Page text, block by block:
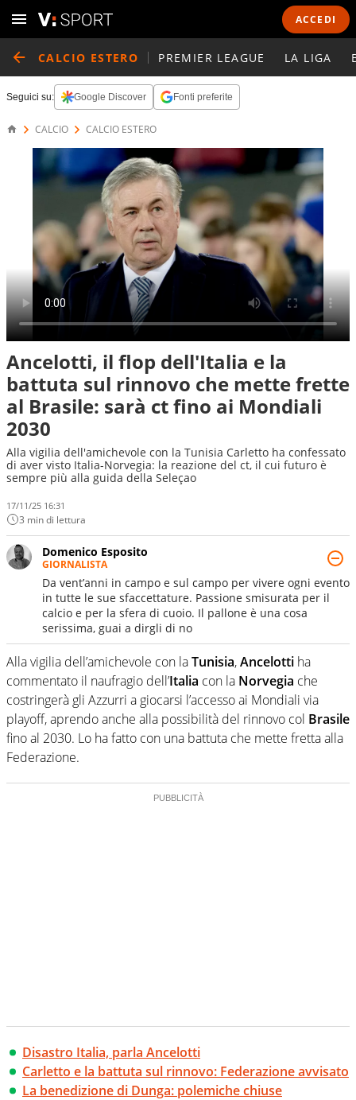
ACCEDI
CALCIO ESTERO PREMIER LEAGUE LA LIGA
Seguici su: Google Discover Fonti preferite
CALCIO CALCIO ESTERO
Ancelotti, il flop dell'Italia e la
battuta sul rinnovo che mette frette
al Brasile: sarà ct fino ai Mondiali
2030
Alla vigilia dell'amichevole con la Tunisia Carletto ha confessato
di aver visto Italia-Norvegia: la reazione del ct, il cui futuro è
sempre più alla guida della Seleçao
17/11/25 16:31
3 min di lettura
Domenico Esposito
GIORNALISTA
Da vent’anni in campo e sul campo per vivere ogni evento
in tutte le sue sfaccettature. Passione smisurata per il
calcio e per la sfera di cuoio. Il pallone è una cosa
serissima, guai a dirgli di no
Alla vigilia dell’amichevole con laTunisia,Ancelotti ha
commentato il naufragio dell’Italia con la Norvegia che
costringerà gli Azzurri a giocarsi l’accesso ai Mondiali via
playoff, aprendo anche alla possibilità del rinnovo col Brasile
fino al 2030. Lo ha fatto con una battuta che mette fretta alla
Federazione.
Disastro Italia, parla Ancelotti
Carletto e la battuta sul rinnovo: Federazione avvisato
La benedizione di Dunga: polemiche chiuse